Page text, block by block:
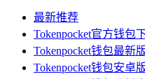
最新推荐
Tokenpocket官方钱包
Tokenpocket钱包最新
Tokenpocket钱包安卓